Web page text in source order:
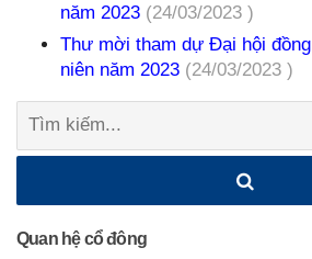
năm 2023 (24/03/2023 )
Thư mời tham dự Đại hội
niên năm 2023 (24/03/2023 )
Tìm
Quan hệ cổ đông